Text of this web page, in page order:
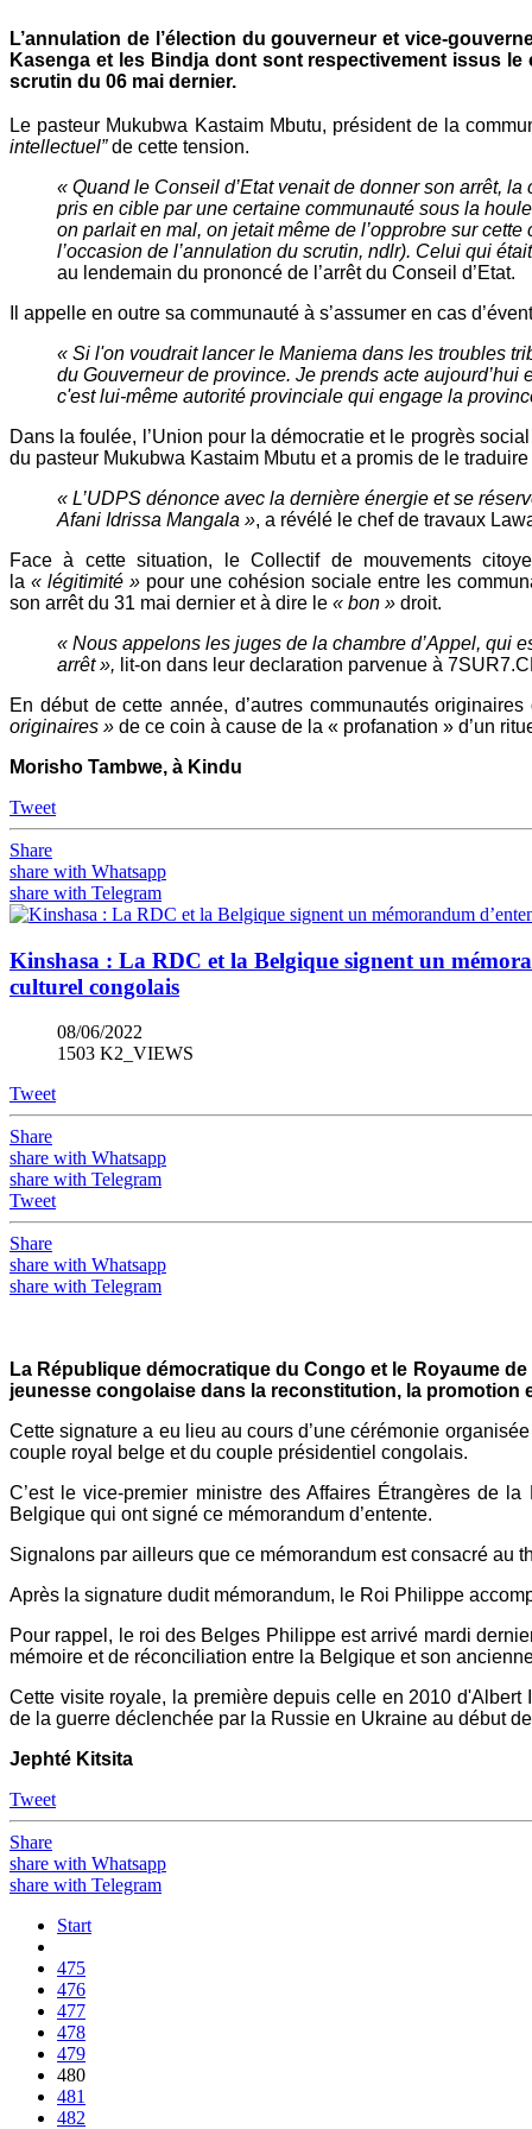
L’annulation de l’élection du gouverneur et vice-
Kasenga et les Bindja dont sont respectivement issus
scrutin du 06 mai dernier.
Le pasteur Mukubwa Kastaim Mbutu, président de la
intellectuel”de cette tension.
« Quand le Conseil d’Etat venait de donner son arrêt,
pris en cible par une certaine communauté sous la
on parlait en mal, on jetait même de l’opprobre sur
l’occasion de l’annulation du scrutin, ndlr). Celui qui
au lendemain du prononcé de l’arrêt du Conseil d’Etat.
Il appelle en outre sa communauté à s’assumer en cas
« Si l'on voudrait lancer le Maniema dans les troubles
du Gouverneur de province. Je prends acte
c'est lui-même autorité provinciale qui engage la
Dans la foulée, l’Union pour la démocratie et le progrès
du pasteur Mukubwa Kastaim Mbutu et a promis de le
« L’UDPS dénonce avec la dernière énergie et se
Afani Idrissa Mangala », a révélé le chef de travaux
Face à cette situation, le Collectif de mouvements
la « légitimité » pour une cohésion sociale entre les
son arrêt du 31 mai dernier et à dire le « bon » droit.
« Nous appelons les juges de la chambre d’Appel, qui
arrêt », lit-on dans leur declaration parvenue à
En début de cette année, d’autres communautés
originaires » de ce coin à cause de la « profanation » d’un
Morisho Tambwe, à Kindu
Tweet
Share
share with Whatsapp
share with Telegram
Kinshasa : La RDC et la Belgique signent un
culturel congolais
08/06/2022
1503 K2_VIEWS
Tweet
Share
share with Whatsapp
share with Telegram
Tweet
Share
share with Whatsapp
share with Telegram
La République démocratique du Congo et le Royaume
jeunesse congolaise dans la reconstitution, la
Cette signature a eu lieu au cours d’une cérémonie
couple royal belge et du couple présidentiel congolais.
C’est le vice-premier ministre des Affaires Étrangères de
Belgique qui ont signé ce mémorandum d’entente.
Signalons par ailleurs que ce mémorandum est consacré au
Après la signature dudit mémorandum, le Roi Philippe
Pour rappel, le roi des Belges Philippe est arrivé mardi
mémoire et de réconciliation entre la Belgique et son
Cette visite royale, la première depuis celle en 2010
de la guerre déclenchée par la Russie en Ukraine au début
Jephté Kitsita
Tweet
Share
share with Whatsapp
share with Telegram
Start
475
476
477
478
479
480
481
482